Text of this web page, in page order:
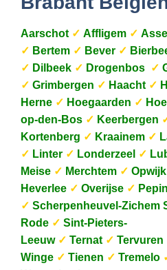
Aarschot ✓ Affligem ✓ Asse
✓ Bertem ✓ Bever ✓
✓ Dilbeek ✓ Drogenbos ✓
✓ Grimbergen ✓ Haacht ✓
Herne ✓ Hoegaarden ✓
op-den-Bos ✓ Keerbergen
Kortenberg ✓ Kraainem ✓
✓ Linter ✓ Londerzeel ✓
Meise ✓ Merchtem ✓ Opwijk
Heverlee ✓ Overijse ✓
✓ Scherpenheuvel-Zichem
Rode ✓ Sint-Pieters-
Leeuw ✓ Ternat ✓ Tervuren
Winge ✓ Tienen ✓ Tremelo